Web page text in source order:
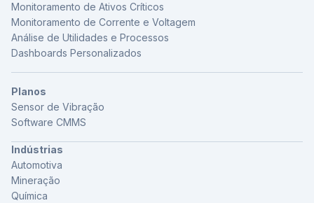
Monitoramento de Ativos Críticos
Monitoramento de Corrente e Voltagem
Análise de Utilidades e Processos
Dashboards Personalizados
Planos
Sensor de Vibração
Software CMMS
Indústrias
Automotiva
Mineração
Química